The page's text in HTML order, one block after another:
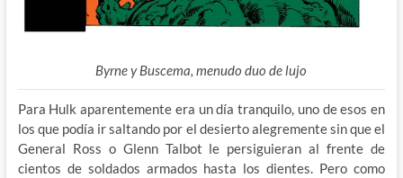
Byrne y Buscema, menudo duo de lujo
Para Hulk aparentemente era un día tranquilo, uno de esos en
los que podía ir saltando por el desierto alegremente sin que el
General Ross o Glenn Talbot le persiguieran al frente de
cientos de soldados armados hasta los dientes. Pero como